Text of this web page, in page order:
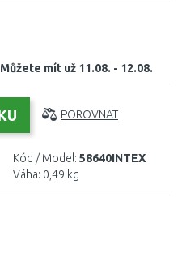
Můžete mít už 11.08. - 12.08.
POROVNAT
Kód / Model: 58640INTEX
Váha: 0,49 kg